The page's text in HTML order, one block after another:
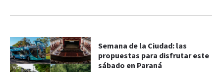
Semana de la Ciudad: las
propuestas para disfrutar este
sábado en Paraná